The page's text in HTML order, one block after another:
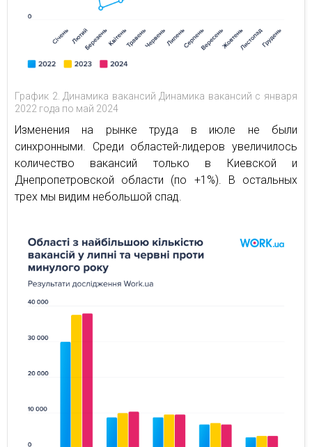
График 2. Динамика вакансий Динамика вакансий с января
2022 года по май 2024
Изменения на рынке труда в июле не были
синхронными. Среди областей-лидеров увеличилось
количество вакансий только в Киевской и
Днепропетровской области (по +1%). В остальных
трех мы видим небольшой спад.